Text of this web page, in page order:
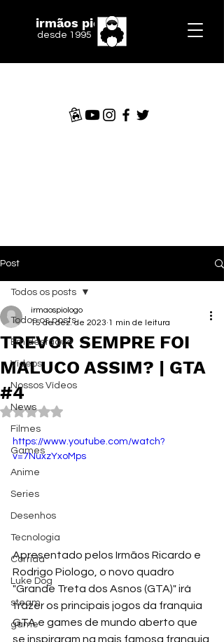
irmãos piologo
desde 1995
Post
Todos os posts
Em destaque
Vídeos
Nossos Vídeos
News
Filmes
Games
Anime
Series
Desenhos
Tecnologia
Corrida
Luke Dog
steam
game
Todos os posts
TREVOR SEMPRE FOI
MALUCO ASSIM? | GTA
#4
irmaospiologo
15 de dez. de 2023 1 min de leitura
Avaliado com NaN de 5 estrelas.
https://www.youtube.com/watch?
v=7NuxzYxoMps
Apresentado pelos Irmãos Ricardo e
Rodrigo Piologo, o novo quadro
"Grande Treta dos Asnos (GTA)" irá
trazer os principais jogos da franquia
GTA e games de mundo aberto que
se inspiraram na mais famosa franquia